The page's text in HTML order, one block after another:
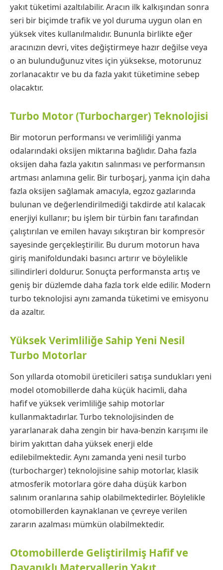
yakıt tüketimi azaltılabilir. Aracın ilk kalkışından sonra
seri bir biçimde trafik ve yol duruma uygun olan en
yüksek vites kullanılmalıdır. Bununla birlikte eğer
aracınızın devri, vites değiştirmeye hazır değilse veya
o an bulunduğunuz vites için yüksekse, motorunuz
zorlanacaktır ve bu da fazla yakıt tüketimine sebep
olacaktır.
Turbo Motor (Turbocharger) Teknolojisi
Bir motorun performansı ve verimliliği yanma
odalarındaki oksijen miktarına bağlıdır. Daha fazla
oksijen daha fazla yakıtın salınması ve performansın
artması anlamına gelir. Bir turboşarj, yanma için daha
fazla oksijen sağlamak amacıyla, egzoz gazlarında
bulunan ve değerlendirilmediği takdirde atıl kalacak
enerjiyi kullanır; bu işlem bir türbin fanı tarafından
çalıştırılan ve emilen havayı sıkıştıran bir kompresör
sayesinde gerçekleştirilir. Bu durum motorun hava
giriş manifoldundaki basıncı artırır ve böylelikle
silindirleri doldurur. Sonuçta performansta artış ve
geniş bir düzlemde daha fazla tork elde edilir. Modern
turbo teknolojisi aynı zamanda tüketimi ve emisyonu
da azaltır.
Yüksek Verimliliğe Sahip Yeni Nesil
Turbo Motorlar
Son yıllarda otomobil üreticileri satışa sundukları yeni
model otomobillerde daha küçük hacimli, daha
hafif ve yüksek verimliliğe sahip motorlar
kullanmaktadırlar. Turbo teknolojisinden de
yararlanarak daha zengin bir hava-benzin karışımı ile
birim yakıttan daha yüksek enerji elde
edilebilmektedir. Aynı zamanda yeni nesil turbo
(turbocharger) teknolojisine sahip motorlar, klasik
atmosferik motorlara göre daha düşük karbon
salınım oranlarına sahip olabilmektedirler. Böylelikle
otomobillerden kaynaklanan ve çevreye verilen
zararın azalması mümkün olabilmektedir.
Otomobillerde Geliştirilmiş Hafif ve